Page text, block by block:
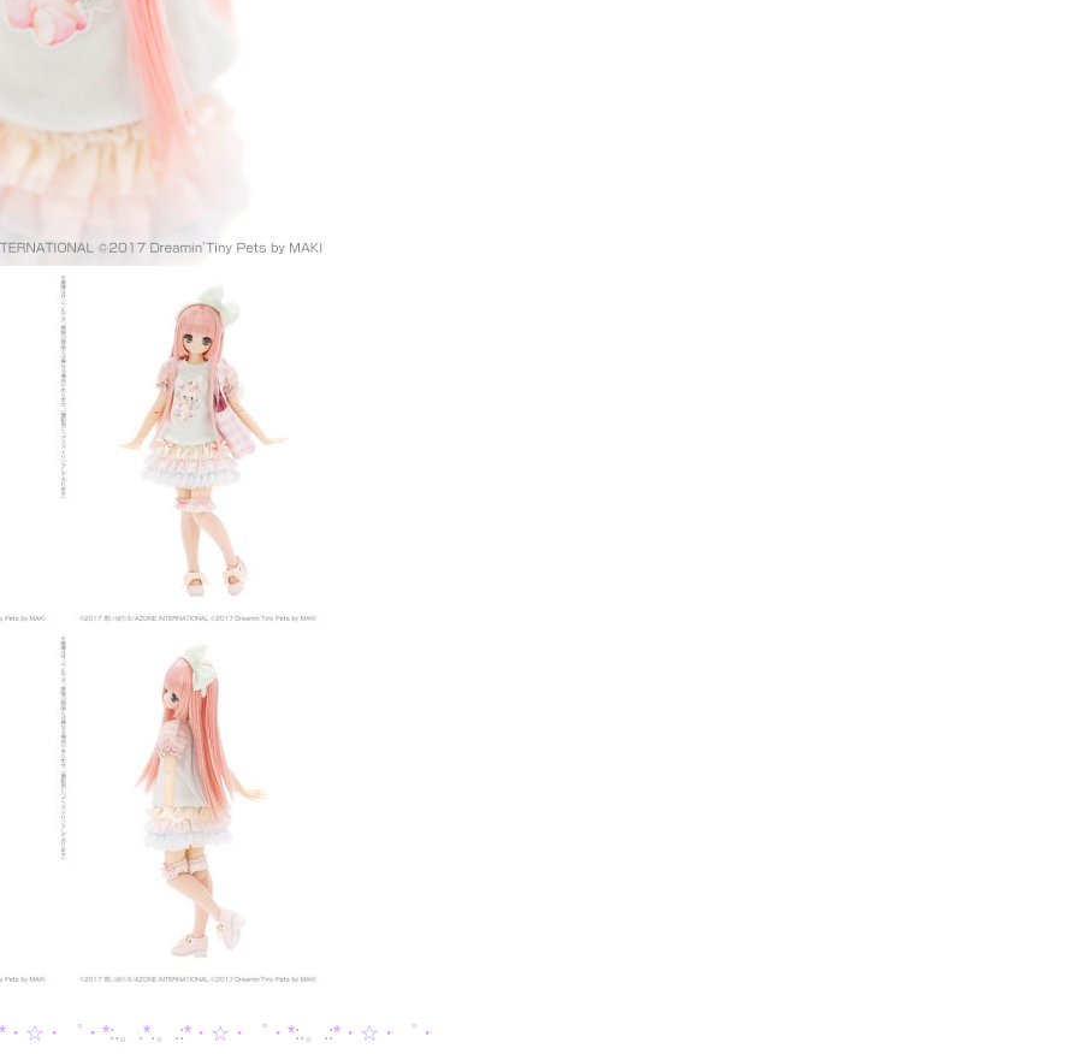
☆・゜・*:.。.*.。.:*・☆・゜・*:.。.:*・☆・゜・